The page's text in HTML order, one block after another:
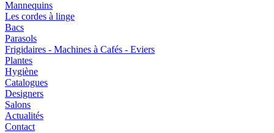
Mannequins
Les cordes à linge
Bacs
Parasols
Frigidaires - Machines à Cafés - Eviers
Plantes
Hygiène
Catalogues
Designers
Salons
Actualités
Contact